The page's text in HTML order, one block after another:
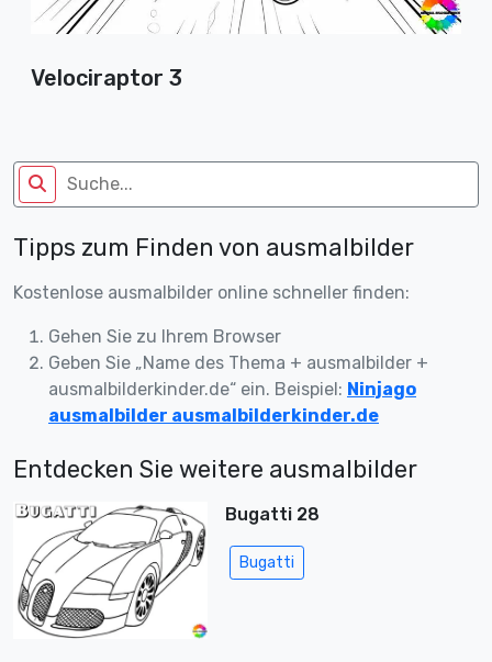
Velociraptor 3
Tipps zum Finden von ausmalbilder
Kostenlose ausmalbilder online schneller finden:
Gehen Sie zu Ihrem Browser
Geben Sie „Name des Thema + ausmalbilder +
ausmalbilderkinder.de“ ein. Beispiel: Ninjago
ausmalbilder ausmalbilderkinder.de
Entdecken Sie weitere ausmalbilder
Bugatti 28
Bugatti